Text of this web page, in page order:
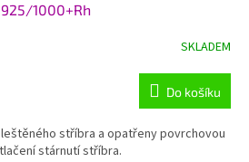
R
M
A
925/1000+Rh
SKLADEM
Do košíku
stříbra a opatřeny povrchovou
stárnutí stříbra.